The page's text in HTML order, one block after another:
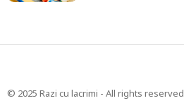
© 2025 Razi cu lacrimi - All rights reserved